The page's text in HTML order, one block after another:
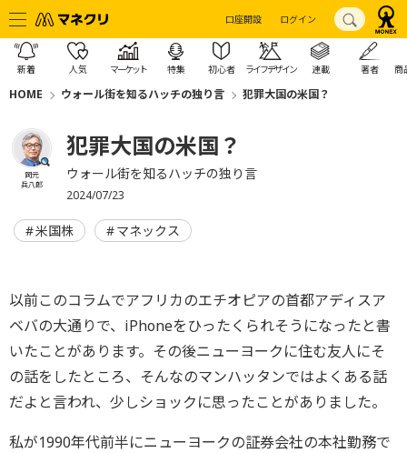
口座開設 ログイン
新着 人気 マーケット 特集 初心者 ライフデザイン 連載 著者 商
HOME ウォール街を知るハッチの独り言 犯罪大国の米国？
岡元
兵八郎
犯罪大国の米国？
ウォール街を知るハッチの独り言
2024/07/23
米国株 マネックス
以前このコラムでアフリカのエチオピアの首都アディスア
ベバの大通りで、iPhoneをひったくられそうになったと書
いたことがあります。その後ニューヨークに住む友人にそ
の話をしたところ、そんなのマンハッタンではよくある話
だよと言われ、少しショックに思ったことがありました。
私が1990年代前半にニューヨークの証券会社の本社勤務で